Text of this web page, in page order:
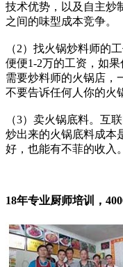
技术优势，以及自主炒
之间的味型成本竞争。
（2）找火锅炒料师的
便便1-2万的工资，如
需要炒料师的火锅店，
不要告诉任何人你的火
（3）卖火锅底料。互
炒出来的火锅底料成本
好，也能有不菲的收入。
18年专业厨师培训，